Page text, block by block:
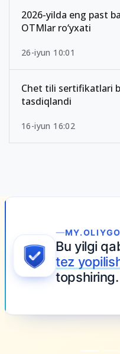
2026-yilda eng past
OTMlar ro‘yxati
26-iyun 10:01
Chet tili sertifikatlari
tasdiqlandi
16-iyun 16:02